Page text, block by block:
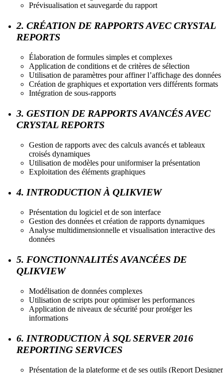
Prévisualisation et sauvegarde du rapport
2. CRÉATION DE RAPPORTS AVEC CRYSTAL
REPORTS
Élaboration de formules simples et complexes
Application de conditions et de critères de sélection
Utilisation de paramètres pour affiner l’affichage des données
Création de graphiques et exportation vers différents formats
Intégration de sous-rapports
3. GESTION DE RAPPORTS AVANCÉS AVEC
CRYSTAL REPORTS
Gestion de rapports avec des calculs avancés et tableaux
croisés dynamiques
Utilisation de modèles pour uniformiser la présentation
Exploitation des éléments graphiques
4. INTRODUCTION À QLIKVIEW
Présentation du logiciel et de son interface
Gestion des données et création de rapports dynamiques
Analyse multidimensionnelle et visualisation interactive des
données
5. FONCTIONNALITÉS AVANCÉES DE
QLIKVIEW
Modélisation de données complexes
Utilisation de scripts pour optimiser les performances
Application de niveaux de sécurité pour protéger les
informations
6. INTRODUCTION À SQL SERVER 2016
REPORTING SERVICES
Présentation de la plateforme et de ses outils (Report